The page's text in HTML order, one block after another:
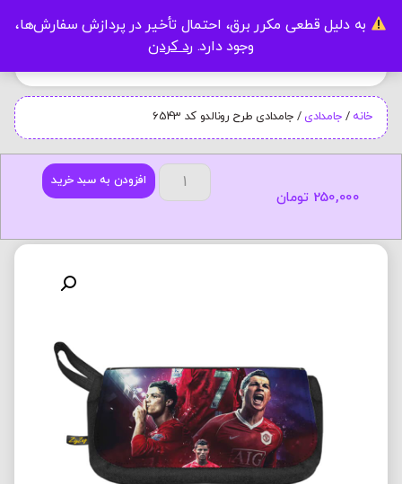
به دلیل قطعی مکرر برق، احتمال تأخیر در پردازش سفارش‌ها،
وجود دارد. رد کردن
خانه / جامدادی / جامدادی طرح رونالدو کد 6543
افزودن به سبد خرید
250,000 تومان